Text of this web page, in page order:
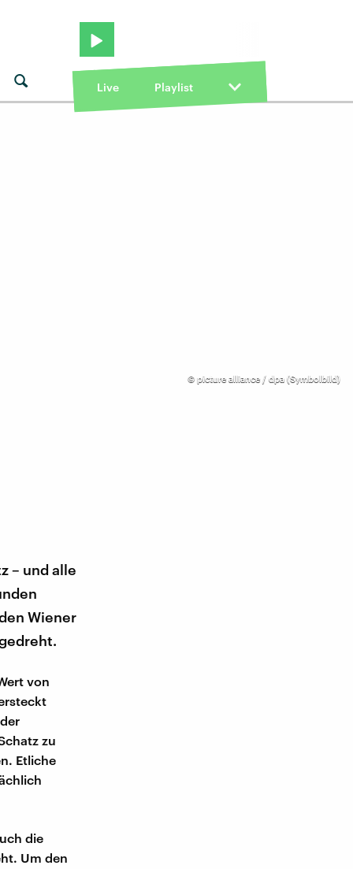
Live Playlist
© picture alliance / dpa (Symbolbild)
– und alle
Wiener
von
zu
Etliche
die
Um den